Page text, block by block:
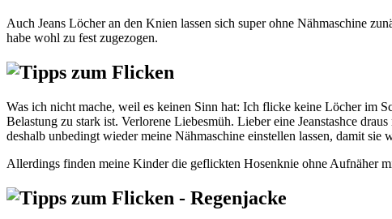
Auch Jeans Löcher an den Knien lassen sich super ohne Nähmaschine
habe wohl zu fest zugezogen.
Was ich nicht mache, weil es keinen Sinn hat: Ich flicke keine Löcher im
Belastung zu stark ist. Verlorene Liebesmüh. Lieber eine Jeanstashce
deshalb unbedingt wieder meine Nähmaschine einstellen lassen, damit
Allerdings finden meine Kinder die geflickten Hosenknie ohne Aufnäher